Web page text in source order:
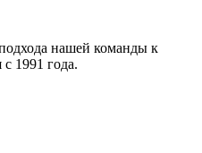
нашей команды к
1991 года.